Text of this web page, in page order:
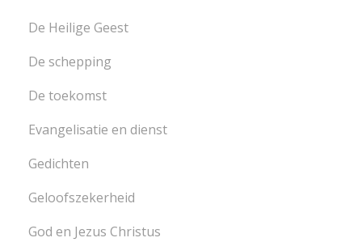
De Heilige Geest
De schepping
De toekomst
Evangelisatie en dienst
Gedichten
Geloofszekerheid
God en Jezus Christus